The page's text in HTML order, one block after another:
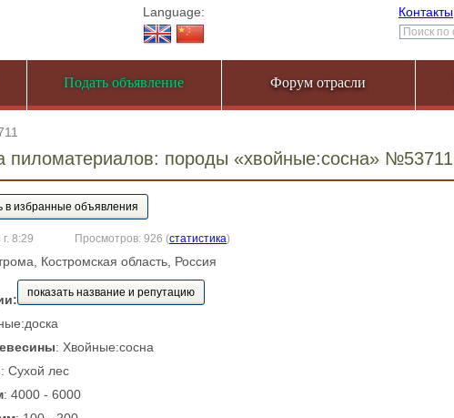
Language: Контакты
Подать объявление Форум отрасли
пиломатериалов: породы «хвойные:сосна» №53711
8:29 Просмотров: 926 (статистика)
Костромская область, Россия
показать название и репутацию
: Хвойные:сосна
: Сухой лес
: 4000 - 6000